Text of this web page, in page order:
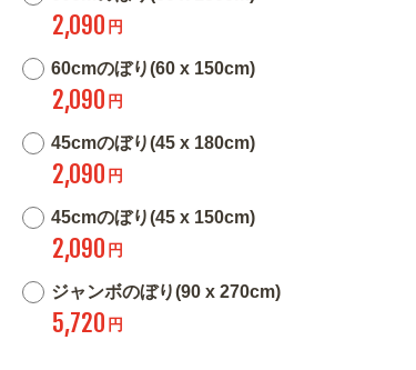
2,090 円
60cmのぼり(60 x 150cm)
2,090 円
45cmのぼり(45 x 180cm)
2,090 円
45cmのぼり(45 x 150cm)
2,090 円
ジャンボのぼり(90 x 270cm)
5,720 円